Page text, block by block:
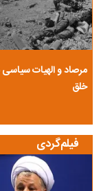
مرصاد و الهیات
خلق
فیلم‌گردی